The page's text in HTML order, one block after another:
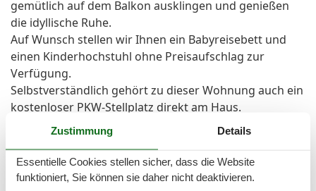
gemütlich auf dem Balkon ausklingen und genießen
die idyllische Ruhe.
Auf Wunsch stellen wir Ihnen ein Babyreisebett und
einen Kinderhochstuhl ohne Preisaufschlag zur
Verfügung.
Selbstverständlich gehört zu dieser Wohnung auch ein
kostenloser PKW-Stellplatz direkt am Haus.
Die Besonderheiten
In dieser Nichtraucher-Ferienwohnung sind Hunde
nicht gestattet.
Die Wohnung ist mit smarten Heizungsthermostaten
Zustimmung Details
Essentielle Cookies stellen sicher, dass die Website
funktioniert, Sie können sie daher nicht deaktivieren.